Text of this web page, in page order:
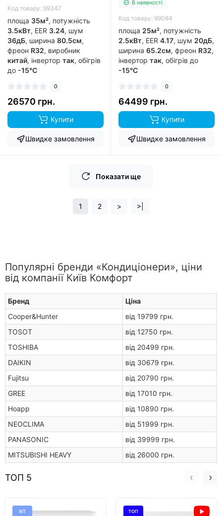
Код товару: 99347
площа 35м², потужність
3.5кВт, EER 3.24, шум
36дБ, ширина 80.5см,
фреон R32, виробник
китай, інвертор так, обігрів
до -15°C
0
26570 грн.
Купити
Швидке замовлення
В наявності
Код товару: 99084
площа 25м², потужність
2.5кВт, EER 4.17, шум 20дБ,
ширина 65.2см, фреон R32,
інвертор так, обігрів до
-15°C
0
64499 грн.
Купити
Швидке замовлення
Показати ще
1 2 > >|
Популярні бренди «Кондиціонери», ціни
від компанії Київ Комфорт
Бренд
Ціна
Cooper&Hunter
від 19799 грн.
TOSOT
від 12750 грн.
TOSHIBA
від 20499 грн.
DAIKIN
від 30679 грн.
Fujitsu
від 20790 грн.
GREE
від 17010 грн.
Hoapp
від 10890 грн.
NEOCLIMA
від 51999 грн.
PANASONIC
від 39999 грн.
MITSUBISHI HEAVY
від 26000 грн.
ТОП 5
ХІТ ТОП